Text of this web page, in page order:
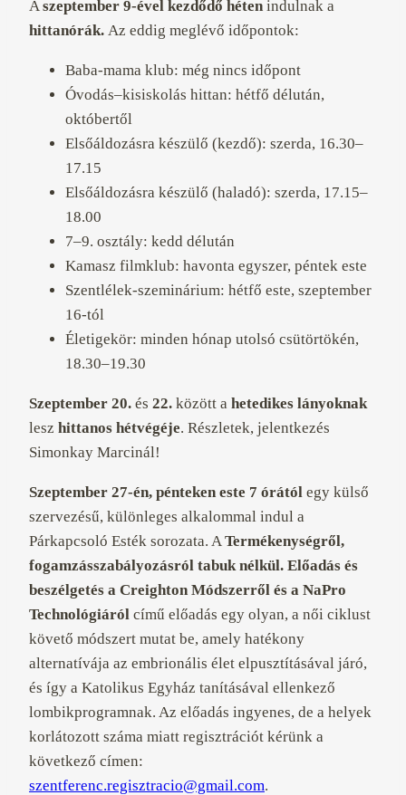
Aszeptember 9-ével kezdődő héten indulnak a
hittanórák. Az eddig meglévő időpontok:
Baba-mama klub: még nincs időpont
Óvodás–kisiskolás hittan: hétfő délután,
októbertől
Elsőáldozásra készülő (kezdő): szerda, 16.30–
17.15
Elsőáldozásra készülő (haladó): szerda, 17.15–
18.00
7–9. osztály: kedd délután
Kamasz filmklub: havonta egyszer, péntek este
Szentlélek-szeminárium: hétfő este, szeptember
16-tól
Életigekör: minden hónap utolsó csütörtökén,
18.30–19.30
Szeptember 20. és 22. között a hetedikes lányoknak
lesz hittanos hétvégéje. Részletek, jelentkezés
Simonkay Marcinál!
Szeptember 27-én, pénteken este 7 órától egy külső
szervezésű, különleges alkalommal indul a
Párkapcsoló Esték sorozata. ATermékenységről,
fogamzásszabályozásról tabuk nélkül. Előadás és
beszélgetés a Creighton Módszerről és a NaPro
Technológiáról című előadás egy olyan, a női ciklust
követő módszert mutat be, amely hatékony
alternatívája az embrionális élet elpusztításával járó,
és így a Katolikus Egyház tanításával ellenkező
lombikprogramnak. Az előadás ingyenes, de a helyek
korlátozott száma miatt regisztrációt kérünk a
következő címen:
szentferenc.regisztracio@gmail.com.